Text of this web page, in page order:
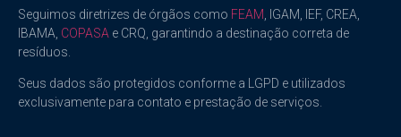
Seguimos diretrizes de órgãos como FEAM , IGAM, IEF, CREA,
IBAMA, COPASA e CRQ, garantindo a destinação correta de
resíduos.
Seus dados são protegidos conforme a LGPD e utilizados
exclusivamente para contato e prestação de serviços.